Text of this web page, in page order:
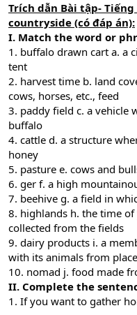
Trích dẫn Bài tập-
countryside (có đáp án):
I. Match the word or
1. buffalo drawn cart a. a
tent
2. harvest time b. land
cows, horses, etc., feed
3. paddy field c. a vehicle
buffalo
4. cattle d. a structure
honey
5. pasture e. cows and
6. ger f. a high
7. beehive g. a field in
8. highlands h. the time
collected from the fields
9. dairy products i. a
with its animals from
10. nomad j. food made
II. Complete the
1. If you want to gather